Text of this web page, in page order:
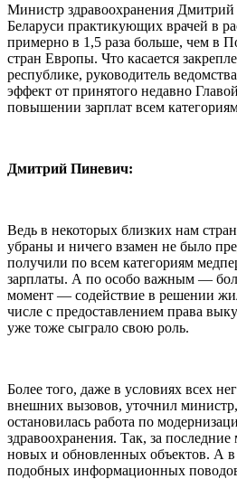
Министр здравоохранения
Беларуси практикующих врачей в
примерно в 1,5 раза больше, чем в
стран Европы. Что касается
республике, руководитель
эффект от принятого недавно
повышении зарплат всем
Дмитрий Пиневич:
Ведь в некоторых близких нам
убраны и ничего взамен не было
получили по всем категориям
зарплаты. А по особо важным —
момент — содействие в решении
числе с предоставлением права
уже тоже сыграло свою роль.
Более того, даже в условиях всех
внешних вызовов, уточнил
остановилась работа по
здравоохранения. Так, за
новых и обновленных объектов. А
подобных информационных поводов